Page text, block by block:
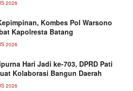
2026
Kombes Pol Warsono
Kapolresta Batang
2026
Hari Jadi ke-703, DPRD Pati
Kolaborasi Bangun Daerah
2026